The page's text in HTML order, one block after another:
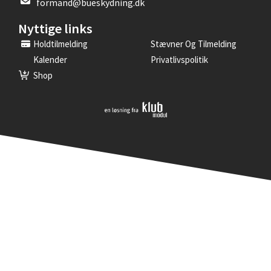
formand@bueskydning.dk
Nyttige links
Holdtilmelding
Stævner Og Tilmelding
Kalender
Privatlivspolitik
Shop